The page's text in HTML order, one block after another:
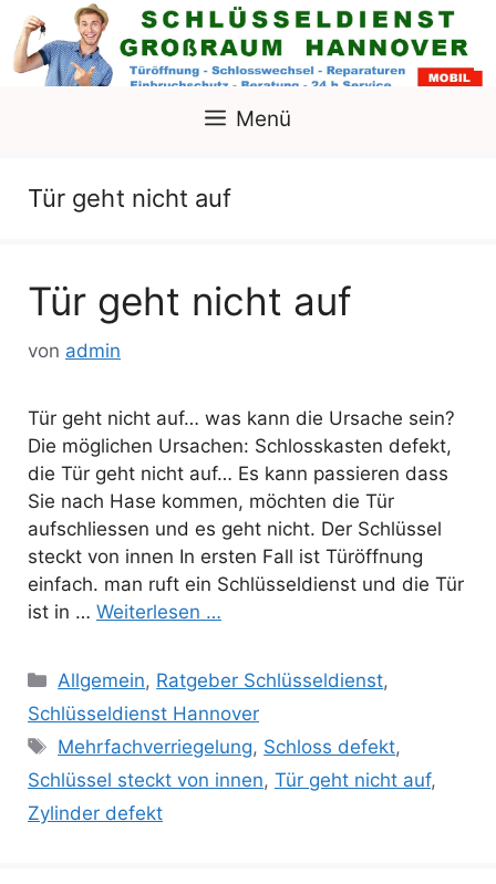
Zum
Inhalt
springen
Menü
Tür geht nicht auf
Tür geht nicht auf
von admin
Tür geht nicht auf… was kann die Ursache sein?
Die möglichen Ursachen: Schlosskasten defekt,
die Tür geht nicht auf… Es kann passieren dass
Sie nach Hase kommen, möchten die Tür
aufschliessen und es geht nicht. Der Schlüssel
steckt von innen In ersten Fall ist Türöffnung
einfach. man ruft ein Schlüsseldienst und die Tür
ist in … Weiterlesen …
Kategorien
Allgemein, Ratgeber Schlüsseldienst,
Schlüsseldienst Hannover
Schlagwörter
Mehrfachverriegelung, Schloss defekt,
Schlüssel steckt von innen, Tür geht nicht auf,
Zylinder defekt